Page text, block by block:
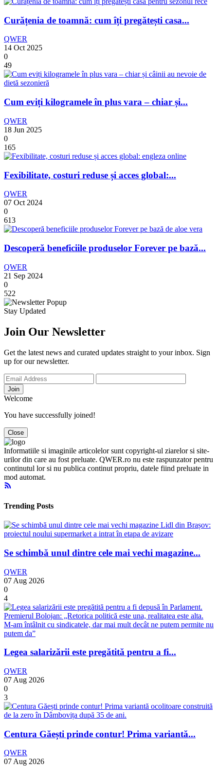
Curățenia de toamnă: cum îți pregătești casa...
QWER
14 Oct 2025
0
49
Cum eviți kilogramele în plus vara – chiar și...
QWER
18 Jun 2025
0
165
Fexibilitate, costuri reduse și acces global:...
QWER
07 Oct 2024
0
613
Descoperă beneficiile produselor Forever pe bază...
QWER
21 Sep 2024
0
522
Stay Updated
Join Our Newsletter
Get the latest news and curated updates straight to your inbox. Sign
up for our newsletter.
Join
Welcome
You have successfully joined!
Close
Informatiile si imaginile articolelor sunt copyright-ul ziarelor si site-
urilor din care au fost preluate. QWER.ro nu este raspunzator pentru
continutul lor si nu publica continut propriu, datele fiind preluate in
mod automat.
Trending Posts
Se schimbă unul dintre cele mai vechi magazine...
QWER
07 Aug 2026
0
4
Legea salarizării este pregătită pentru a fi...
QWER
07 Aug 2026
0
3
Centura Găești prinde contur! Prima variantă...
QWER
07 Aug 2026